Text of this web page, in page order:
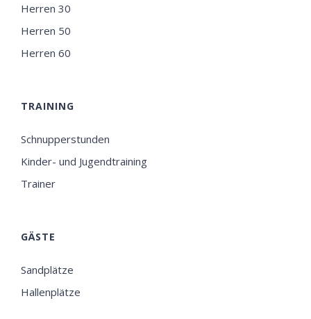
Herren 30
Herren 50
Herren 60
TRAINING
Schnupperstunden
Kinder- und Jugendtraining
Trainer
GÄSTE
Sandplätze
Hallenplätze